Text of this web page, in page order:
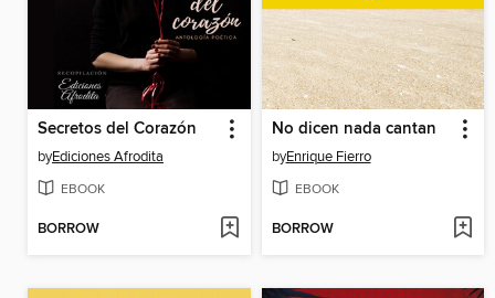
Secretos del Corazón
byEdiciones Afrodita
EBOOK
BORROW
No dicen nada cantan
byEnrique Fierro
EBOOK
BORROW